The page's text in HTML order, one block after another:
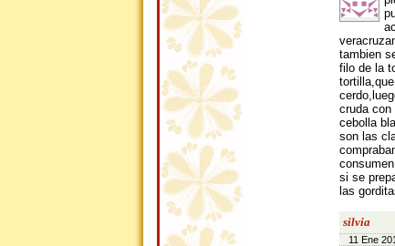
tambien
filo de la
cruda con
cebolla
son las
si se
las
silvia
11 Ene